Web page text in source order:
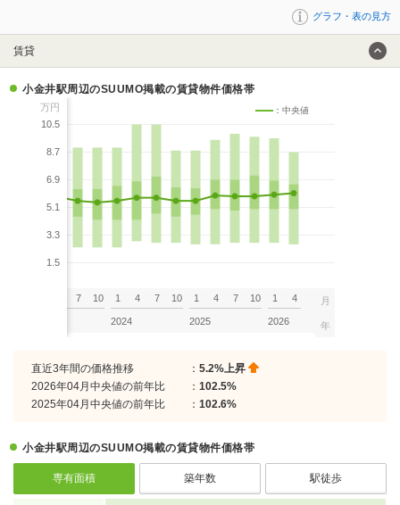
グラフ・表の見方
賃貸
小金井駅周辺のSUUMO掲載の賃貸物件価格帯
万円
10.5
8.7
6.9
5.1
3.3
1.5
：中央値
7 10 1 4 7 10
2024
1 4 7 10
2025
1 4
2026
月
年
直近3年間の価格推移 ： 5.2%上昇
2026年04月中央値の前年比
： 102.5%
2025年04月中央値の前年比
： 102.6%
小金井駅周辺のSUUMO掲載の賃貸物件価格帯
専有面積 築年数 駅徒歩